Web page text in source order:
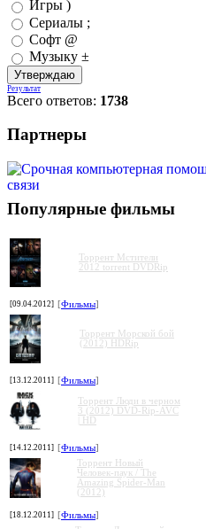
Игры )
Сериалы ;
Софт @
Музыку ±
Результат
Всего ответов: 1738
Партнеры
Популярные фильмы
Торрент Мстители
2012 torrent DVDRip
[09.04.2012] [Фильмы]
Торрент Морской бой
(2012) HDRip
[13.12.2011] [Фильмы]
Торрент Люди в черном
3 (2012) DVD-Rip-AVC
| HD
[14.12.2011] [Фильмы]
Торрент Новый
Человек-паук / The
Amazing Spider-Man
(2012)
[18.12.2011] [Фильмы]